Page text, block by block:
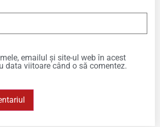
emailul și site-ul web în acest
data viitoare când o să comentez.